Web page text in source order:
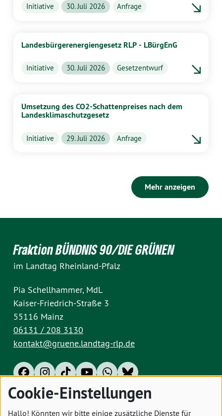
Initiative 30. Juli 2026 Anfrage
Landesbürgerenergiengesetz RLP - LBürgEnG
Initiative 30. Juli 2026 Gesetzentwurf
Umsetzung des CO2-Schattenpreises nach dem
Landesklimaschutzgesetz
Initiative 29. Juli 2026 Anfrage
Mehr anzeigen
Fraktion BÜNDNIS 90/DIE GRÜNEN
im Landtag Rheinland-Pfalz
Pia Schellhammer, MdL
Kaiser-Friedrich-Straße 3
55116 Mainz
06131 / 208 3130
kontakt@gruene.landtag-rlp.de
Impressum Datenschutz Cookies
Cookie-Einstellungen
Hallo! Könnten wir bitte einige zusätzliche Dienste für